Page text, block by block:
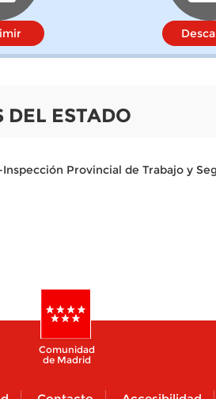
ESTADO
Provincial de Trabajo y
Comunidad
de Madrid